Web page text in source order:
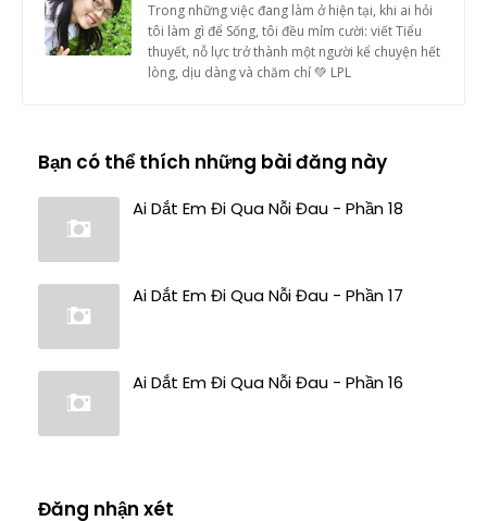
Trong những việc đang làm ở hiện tại, khi ai hỏi
tôi làm gì để Sống, tôi đều mỉm cười: viết Tiểu
thuyết, nỗ lực trở thành một người kể chuyện hết
lòng, dịu dàng và chăm chỉ 💚 LPL
Bạn có thể thích những bài đăng này
Ai Dắt Em Đi Qua Nỗi Đau - Phần 18
Ai Dắt Em Đi Qua Nỗi Đau - Phần 17
Ai Dắt Em Đi Qua Nỗi Đau - Phần 16
Đăng nhận xét